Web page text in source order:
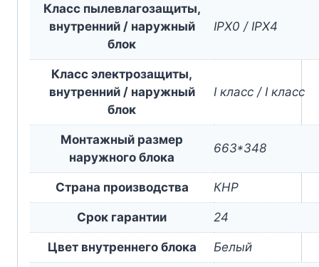
Класс пылевлагозащиты,
внутренний / наружный
блок
IPX0 / IPX4
Класс электрозащиты,
внутренний / наружный
блок
I класс / I класс
Монтажный размер
наружного блока
663*348
Страна производства КНР
Срок гарантии 24
Цвет внутреннего блока Белый